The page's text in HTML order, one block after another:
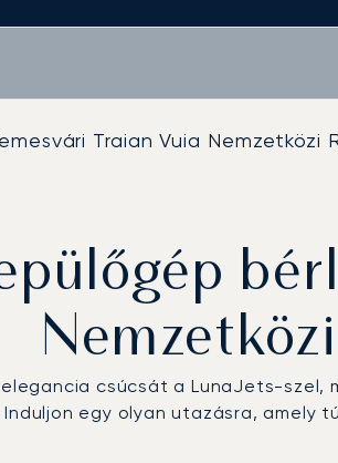
Traian Vuia Nemzetközi
csúcsát a LunaJets-
Induljon egy olyan utazásra, amely